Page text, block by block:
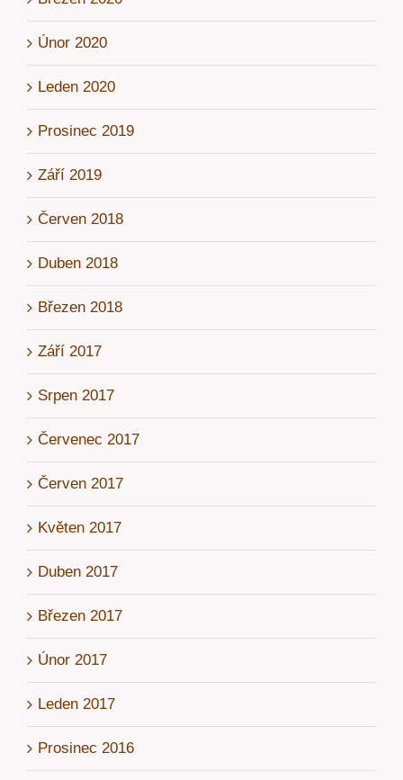
Únor 2020
Leden 2020
Prosinec 2019
Září 2019
Červen 2018
Duben 2018
Březen 2018
Září 2017
Srpen 2017
Červenec 2017
Červen 2017
Květen 2017
Duben 2017
Březen 2017
Únor 2017
Leden 2017
Prosinec 2016